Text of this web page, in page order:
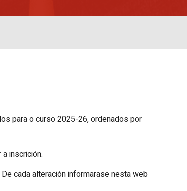
para o curso 2025-26, ordenados por
inscrición.
cada alteración informarase nesta web